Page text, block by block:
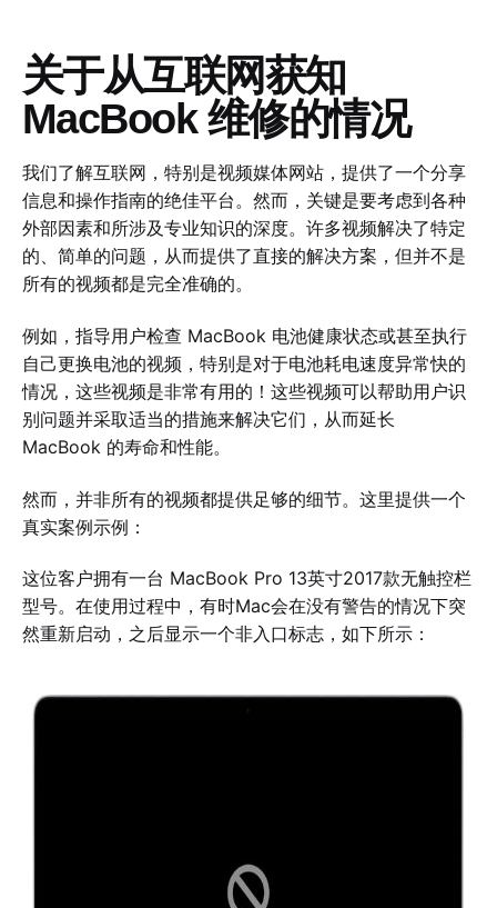
关于从互联网获知
MacBook 维修的情况
我们了解互联网，特别是视频媒体网站，提供了一个分享
信息和操作指南的绝佳平台。然而，关键是要考虑到各种
外部因素和所涉及专业知识的深度。许多视频解决了特定
的、简单的问题，从而提供了直接的解决方案，但并不是
所有的视频都是完全准确的。
例如，指导用户检查 MacBook 电池健康状态或甚至执行
自己更换电池的视频，特别是对于电池耗电速度异常快的
情况，这些视频是非常有用的！这些视频可以帮助用户识
别问题并采取适当的措施来解决它们，从而延长
MacBook 的寿命和性能。
然而，并非所有的视频都提供足够的细节。这里提供一个
真实案例示例：
这位客户拥有一台 MacBook Pro 13英寸2017款无触控栏
型号。在使用过程中，有时Mac会在没有警告的情况下突
然重新启动，之后显示一个非入口标志，如下所示：